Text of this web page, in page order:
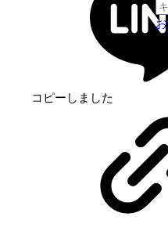
コピーしました